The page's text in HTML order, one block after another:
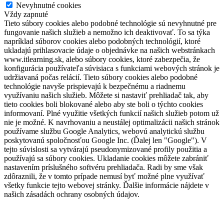
Nevyhnutné cookies
Vždy zapnuté
Tieto súbory cookies alebo podobné technológie sú nevyhnutné pre
fungovanie našich služieb a nemožno ich deaktivovať. To sa týka
napríklad súborov cookies alebo podobných technológií, ktoré
ukladajú prihlasovacie údaje o objednávke na našich webstránkach
www.itlearning.sk, alebo súbory cookies, ktoré zabezpečia, že
konfigurácia používateľa súvisiaca s funkciami webových stránok je
udržiavaná počas relácií. Tieto súbory cookies alebo podobné
technológie navyše prispievajú k bezpečnému a riadnemu
využívaniu našich služieb. Môžete si nastaviť prehliadač tak, aby
tieto cookies boli blokované alebo aby ste boli o týchto cookies
informovaní. Plné využitie všetkých funkcií našich služieb potom už
nie je možné. K navrhovaniu a neustálej optimalizácii našich stránok
používame službu Google Analytics, webovú analytickú službu
poskytovanú spoločnosťou Google Inc. (Ďalej len "Google"). V
tejto súvislosti sa vytvárajú pseudonymizované profily použitia a
používajú sa súbory cookies. Ukladanie cookies môžete zabrániť
nastavením príslušného softvéru prehliadača. Radi by sme však
zdôraznili, že v tomto prípade nemusí byť možné plne využívať
všetky funkcie tejto webovej stránky. Ďalšie informácie nájdete v
našich zásadách ochrany osobných údajov.